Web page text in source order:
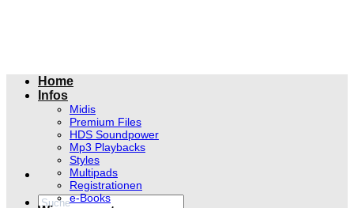
Suchen
Home
Infos
Midis
Premium Files
HDS Soundpower
Mp3 Playbacks
Styles
Multipads
Registrationen
e-Books